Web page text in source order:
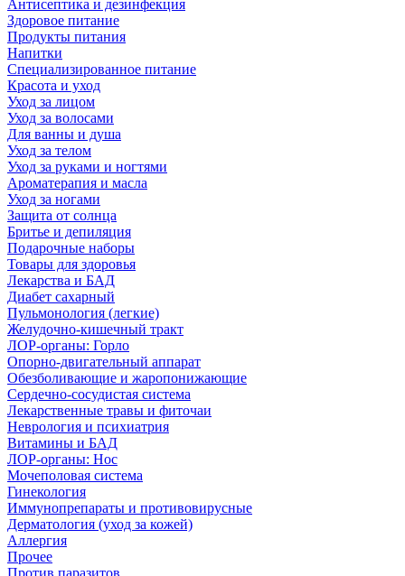
Антисептика и дезинфекция
Здоровое питание
Продукты питания
Напитки
Специализированное питание
Красота и уход
Уход за лицом
Уход за волосами
Для ванны и душа
Уход за телом
Уход за руками и ногтями
Ароматерапия и масла
Уход за ногами
Защита от солнца
Бритье и депиляция
Подарочные наборы
Товары для здоровья
Лекарства и БАД
Диабет сахарный
Пульмонология (легкие)
Желудочно-кишечный тракт
ЛОР-органы: Горло
Опорно-двигательный аппарат
Обезболивающие и жаропонижающие
Сердечно-сосудистая система
Лекарственные травы и фиточаи
Неврология и психиатрия
Витамины и БАД
ЛОР-органы: Нос
Мочеполовая система
Гинекология
Иммунопрепараты и противовирусные
Дерматология (уход за кожей)
Аллергия
Прочее
Против паразитов